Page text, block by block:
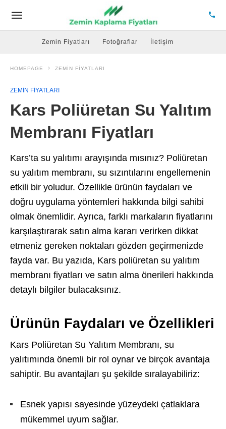
Zemin Fiyatları Fotoğraflar İletişim
HOMEPAGE ZEMIN FIYATLARI
ZEMIN FIYATLARI
Kars Poliüretan Su Yalıtım
Membranı Fiyatları
Kars’ta su yalıtımı arayışında mısınız? Poliüretan
su yalıtım membranı, su sızıntılarını engellemenin
etkili bir yoludur. Özellikle ürünün faydaları ve
doğru uygulama yöntemleri hakkında bilgi sahibi
olmak önemlidir. Ayrıca, farklı markaların fiyatlarını
karşılaştırarak satın alma kararı verirken dikkat
etmeniz gereken noktaları gözden geçirmenizde
fayda var. Bu yazıda, Kars poliüretan su yalıtım
membranı fiyatları ve satın alma önerileri hakkında
detaylı bilgiler bulacaksınız.
Ürünün Faydaları ve Özellikleri
Kars Poliüretan Su Yalıtım Membranı, su
yalıtımında önemli bir rol oynar ve birçok avantaja
sahiptir. Bu avantajları şu şekilde sıralayabiliriz:
Esnek yapısı sayesinde yüzeydeki çatlaklara
mükemmel uyum sağlar.